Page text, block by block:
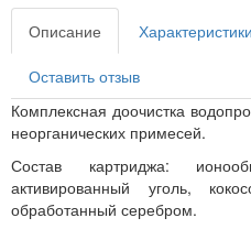
Описание Характеристики
Оставить отзыв
Комплексная доочистка
неорганических примесей.
Состав картриджа:
активированный уголь,
обработанный серебром.